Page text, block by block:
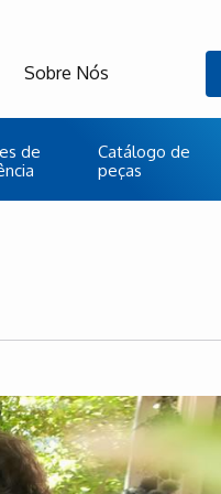
de
Catálogo de
peças
Sobre Nós